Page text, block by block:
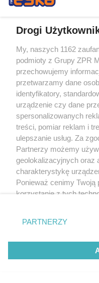
Adam
karierę.
Drogi
My, naszych 1162
podmioty z Grupy ZPR
przechowujemy
przetwarzamy dane
identyfikatory,
urządzenie czy dane
spersonalizowanych
treści, pomiar reklam i
ulepszanie usług. Za
Partnerzy możemy
geolokalizacyjnych oraz
charakterystykę
Ponieważ cenimy
korzystanie z tych
zmienić/wycofać
znajdujący się w lewym
rodzaje przetwarzania
użytkownika, ale masz
przetwarzaniu.
PARTNERZY